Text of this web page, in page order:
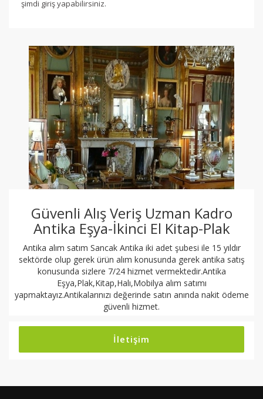
şimdi giriş yapabilirsiniz.
Güvenli Alış Veriş Uzman Kadro
Antika Eşya-İkinci El Kitap-Plak
Antika alım satım Sancak Antika iki adet şubesi ile 15 yıldır
sektörde olup gerek ürün alım konusunda gerek antika satış
konusunda sizlere 7/24 hizmet vermektedir.Antika
Eşya,Plak,Kitap,Halı,Mobilya alım satımı
yapmaktayız.Antikalarınızı değerinde satın anında nakit ödeme
güvenli hizmet.
İletişim